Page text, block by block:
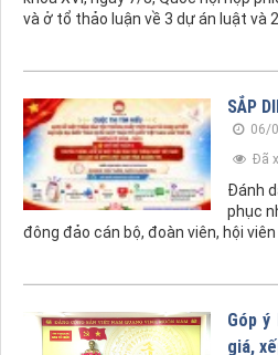
và ở tổ thảo luận về 3 dự án luật và
SẮP
06/
Đã
Đánh
phục
đông đảo cán bộ, đoàn viên, hội
Góp
giá,